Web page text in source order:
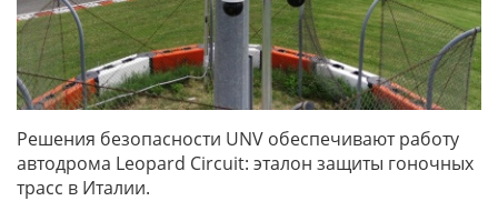
Решения безопасности UNV обеспечивают работу
автодрома Leopard Circuit: эталон защиты гоночных
трасс в Италии.